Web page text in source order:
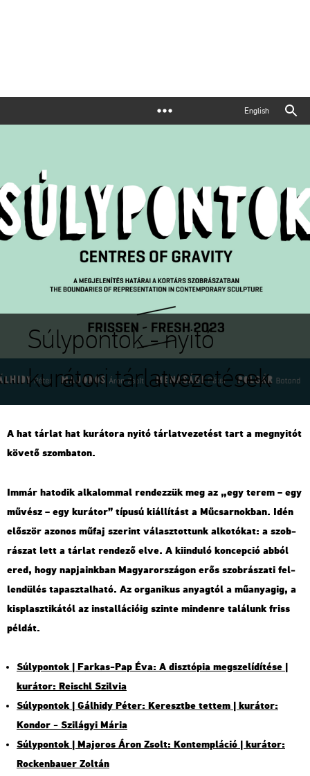
English
Súlypontok - nyitó
kurátori tárlatvezetések
A hat tár­lat hat ku­rá­to­ra nyitó tár­lat­ve­ze­tést tart a meg­nyi­tót
kö­ve­tő szom­ba­ton.
Immár ha­to­dik al­ka­lom­mal ren­dez­zük meg az „egy terem – egy
mű­vész – egy ku­rá­tor” tí­pu­sú ki­ál­lí­tást a Mű­csar­nok­ban. Idén
elő­ször azo­nos műfaj sze­rint vá­lasz­tot­tunk al­ko­tó­kat: a szob­
rá­szat lett a tár­lat ren­de­ző elve. A ki­in­du­ló kon­cep­ció abból
ered, hogy nap­ja­ink­ban Ma­gyar­or­szá­gon erős szob­rá­sza­ti fel­
len­dü­lés ta­pasz­tal­ha­tó. Az or­ga­ni­kus anyag­tól a mű­anya­gig, a
kis­plasz­ti­ká­tól az ins­tal­lá­ci­ó­ig szin­te min­den­re ta­lá­lunk friss
pél­dát.
Súly­pon­tok | Far­kas-Pap Éva: A disz­tó­pia meg­sze­lí­dí­té­se |
ku­rá­tor: Re­ischl Szil­via
Súly­pon­tok | Gál­hidy Péter: Ke­reszt­be tet­tem | ku­rá­tor:
Kon­dor - Szi­lá­gyi Mária
Súly­pon­tok | Ma­jo­ros Áron Zsolt: Kon­temp­lá­ció | ku­rá­tor:
Rocken­ba­u­er Zol­tán